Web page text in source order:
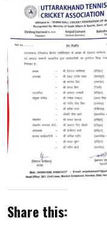
Share this: